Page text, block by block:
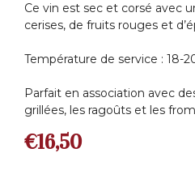
Ce vin est sec et corsé avec
cerises, de fruits rouges et
Température de service : 18-
Parfait en association avec
grillées, les ragoûts et les
€16,50